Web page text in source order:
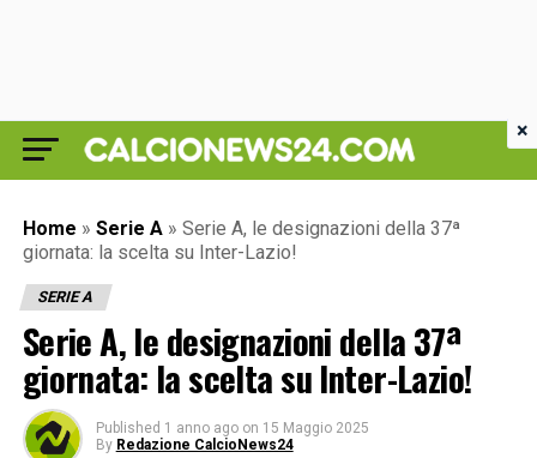
Home » Serie A » Serie A, le designazioni della 37ª
giornata: la scelta su Inter-Lazio!
SERIE A
Serie A, le designazioni della 37ª
giornata: la scelta su Inter-Lazio!
Published 1 anno ago on 15 Maggio 2025
By Redazione CalcioNews24
×